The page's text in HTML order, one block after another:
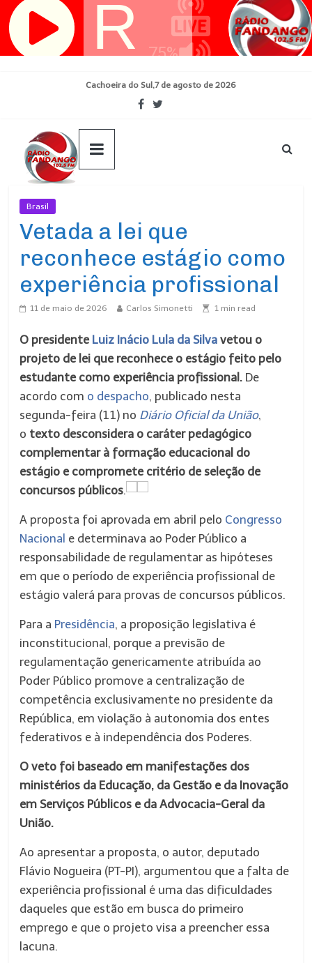
Pular
para
Cachoeira do Sul,7 de agosto de 2026
Brasil
Vetada a lei que
reconhece estágio como
experiência profissional
11 de maio de 2026 Carlos Simonetti 1 min read
O presidente Luiz Inácio Lula da Silva vetou o
projeto de lei que reconhece o estágio feito pelo
estudante como experiência profissional. De
acordo com o despacho, publicado nesta
segunda-feira (11) no Diário Oficial da União,
o texto desconsidera o caráter pedagógico
complementar à formação educacional do
estágio e compromete critério de seleção de
concursos públicos.
A proposta foi aprovada em abril pelo Congresso
Nacional e determinava ao Poder Público a
responsabilidade de regulamentar as hipóteses
em que o período de experiência profissional de
estágio valerá para provas de concursos públicos.
Para a Presidência, a proposição legislativa é
inconstitucional, porque a previsão de
regulamentação genericamente atribuída ao
Poder Público promove a centralização de
competência exclusivamente no presidente da
República, em violação à autonomia dos entes
federativos e à independência dos Poderes.
O veto foi baseado em manifestações dos
ministérios da Educação, da Gestão e da Inovação
em Serviços Públicos e da Advocacia-Geral da
União.
Ao apresentar a proposta, o autor, deputado
Flávio Nogueira (PT-PI), argumentou que a falta de
experiência profissional é uma das dificuldades
daqueles que estão em busca do primeiro
emprego e que o projeto visa a preencher essa
lacuna.